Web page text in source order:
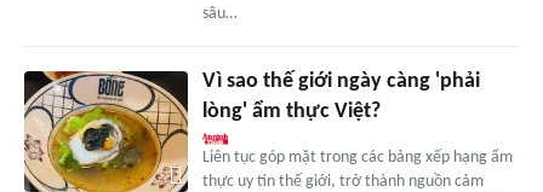
sâu…
Vì sao thế giới ngày càng 'phải
lòng' ẩm thực Việt?
Liên tục góp mặt trong các bảng xếp hạng ẩm
thực uy tín thế giới, trở thành nguồn cảm